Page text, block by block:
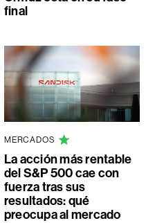
final
MERCADOS
La acción más rentable
del S&P 500 cae con
fuerza tras sus
resultados: qué
preocupa al mercado